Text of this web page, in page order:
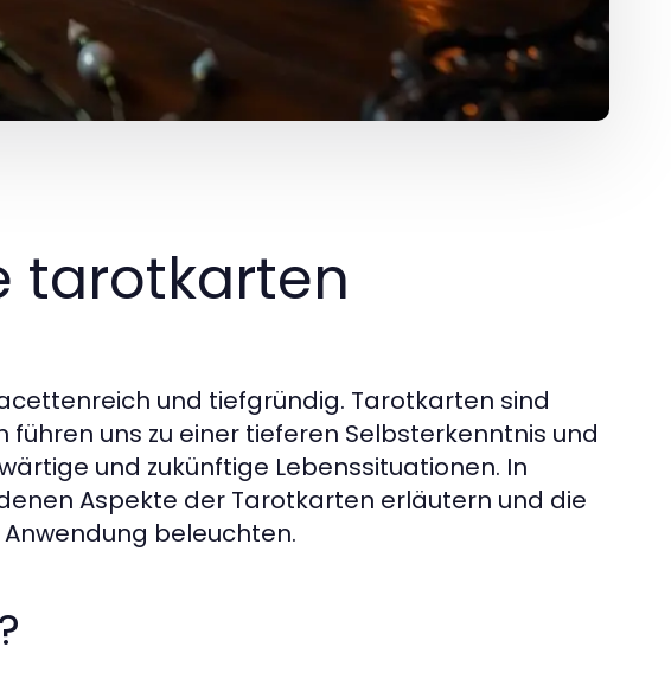
tarotkarten
und tiefgründig. Tarotkarten sind
uns zu einer tieferen Selbsterkenntnis und
und zukünftige Lebenssituationen. In
Aspekte der Tarotkarten erläutern und die
beleuchten.